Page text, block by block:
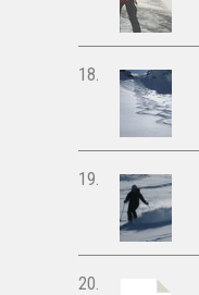
18.
19.
20.